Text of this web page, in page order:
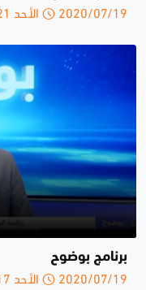
2020/07/19 الأحد 23:21 م
برنامج بوضوح
2020/07/19 الأحد 23:17 م